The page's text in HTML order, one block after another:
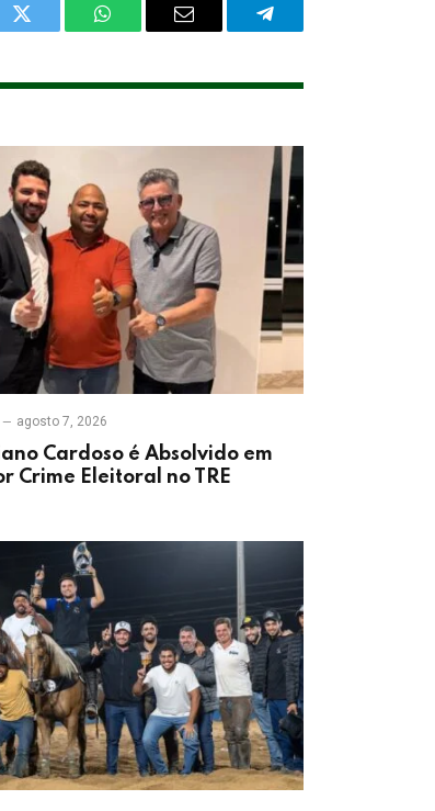
Twitter WhatsAppEmail Telegram
agosto 7, 2026
Cardoso é Absolvido em
Crime Eleitoral no TRE